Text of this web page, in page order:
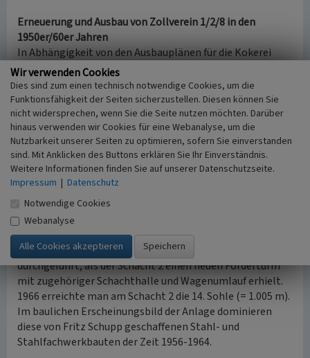
Erneuerung und Ausbau von Zollverein 1/2/8 in den
1950er/60er Jahren
In Abhängigkeit von den Ausbauplänen für die Kokerei
Zollverein mit der geplanten gewaltigen Steigerung der
Förderleistung für Schacht 12 musste auch der Standort
der Gründungsschächte ausgebaut werden. Um den
Ausbau der Schachtanlage 12 zu ermöglichen, wurde
zuerst Schacht 1 zur Entlastung von 12 in den Jahren
1956-1958 erneuert. Der Schacht wurde von der 6. bis zur
12. Sohle niedergebracht und erhielt ein neues
Fördergerüst mit Schachthalle und Wagenumlauf. Der
Umbau von Zollverein 12 erfolgte 1957/58. Gleichzeitig
wurde mit dem Bau der Kokerei Zollverein begonnen und
in der ersten Baustufe bis 1961 verwirklicht Die letzte
große Baumaßnahme bei den Erneuerungen dieser Zeit
wurde 1964-1966 für die Gründungsschachtanlage
durchgeführt, als der Schacht 2 einen neuen Förderturm
mit zugehöriger Schachthalle und Wagenumlauf erhielt.
1966 erreichte man am Schacht 2 die 14. Sohle (= 1.005 m).
Im baulichen Erscheinungsbild der Anlage dominieren
diese von Fritz Schupp geschaffenen Stahl- und
Stahlfachwerkbauten der Zeit 1956-1964.
Wir verwenden Cookies
Dies sind zum einen technisch notwendige Cookies, um die
Funktionsfähigkeit der Seiten sicherzustellen. Diesen können Sie
nicht widersprechen, wenn Sie die Seite nutzen möchten. Darüber
hinaus verwenden wir Cookies für eine Webanalyse, um die
Nutzbarkeit unserer Seiten zu optimieren, sofern Sie einverstanden
sind. Mit Anklicken des Buttons erklären Sie Ihr Einverständnis.
Weitere Informationen finden Sie auf unserer Datenschutzseite.
Impressum | Datenschutz
Notwendige Cookies
Webanalyse